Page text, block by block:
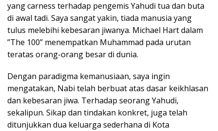
yang carness terhadap pengemis Yahudi tua dan buta
di awal tadi. Saya sangat yakin, tiada manusia yang
tulus melebihi kebesaran jiwanya. Michael Hart dalam
”The 100” menempatkan Muhammad pada urutan
teratas orang-orang besar di dunia.
Dengan paradigma kemanusiaan, saya ingin
mengatakan, Nabi telah berbuat atas dasar keikhlasan
dan kebesaran jiwa. Terhadap seorang Yahudi,
sekalipun. Sikap dan tindakan konkret, juga telah
ditunjukkan dua keluarga sederhana di Kota